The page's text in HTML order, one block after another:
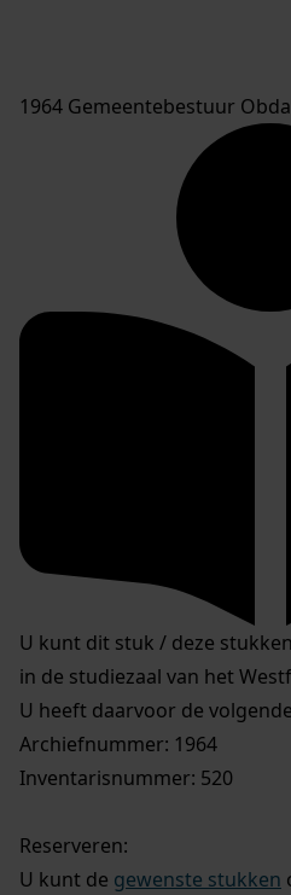
1964 Gemeentebestuur
U kunt dit stuk / deze
in de studiezaal van het
U heeft daarvoor de
Archiefnummer: 1964
Inventarisnummer: 520
Reserveren:
U kunt de gewenste stukken